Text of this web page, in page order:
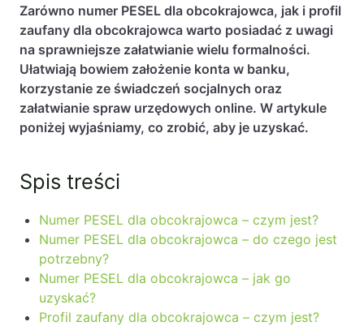
Zarówno numer PESEL dla obcokrajowca, jak i profil
zaufany dla obcokrajowca warto posiadać z uwagi
na sprawniejsze załatwianie wielu formalności.
Ułatwiają bowiem założenie konta w banku,
korzystanie ze świadczeń socjalnych oraz
załatwianie spraw urzędowych online. W artykule
poniżej wyjaśniamy, co zrobić, aby je uzyskać.
Spis treści
Numer PESEL dla obcokrajowca – czym jest?
Numer PESEL dla obcokrajowca – do czego jest
potrzebny?
Numer PESEL dla obcokrajowca – jak go
uzyskać?
Profil zaufany dla obcokrajowca – czym jest?